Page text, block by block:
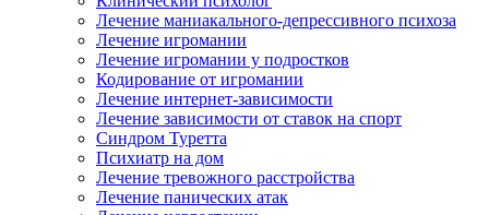
Лечение маниакального-депрессивного психоза
Лечение игромании
Лечение игромании у подростков
Кодирование от игромании
Лечение интернет-зависимости
Лечение зависимости от ставок на спорт
Синдром Туретта
Психиатр на дом
Лечение тревожного расстройства
Лечение панических атак